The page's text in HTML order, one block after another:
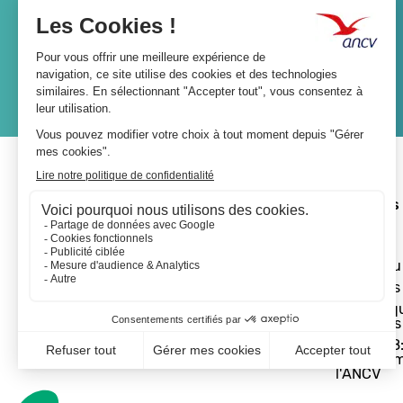
A propos
Le réseau
Les actus
Les
Vacances
Départ
l'ANCV